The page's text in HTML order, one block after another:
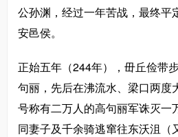
公孙渊，经过一年苦战，最终平
安邑侯。
正始五年（244年），毌丘俭带
句丽，先后在沸流水、梁口两度
号称有二万人的高句丽军诛灭一
同妻子及千余骑逃窜往东沃沮（